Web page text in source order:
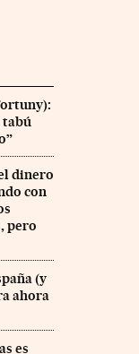
tabú
dinero
con
pero
(y
ahora
es